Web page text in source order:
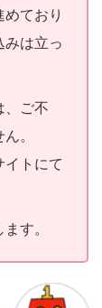
ており
みは立っ
、ご不
。
トにて
す。